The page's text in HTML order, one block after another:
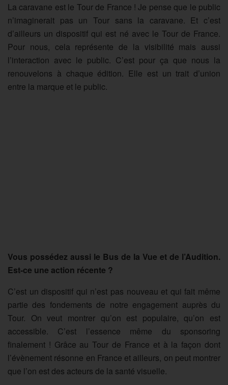
La caravane est le Tour de France ! Je pense que le public
n’imaginerait pas un Tour sans la caravane. Et c’est
d’ailleurs un dispositif qui est né avec le Tour de France.
Pour nous, cela représente de la visibilité mais aussi
l’interaction avec le public. C’est pour ça que nous la
renouvelons à chaque édition. Elle est un trait d’union
entre la marque et le public.
Vous possédez aussi le Bus de la Vue et de l’Audition.
Est-ce une action récente ?
C’est un dispositif qui n’est pas nouveau et qui fait même
partie des fondements de notre engagement auprès du
Tour. On veut montrer qu’on est populaire, qu’on est
accessible. C’est l’essence même du sponsoring
finalement ! Grâce au Tour de France et à la façon dont
l’évènement résonne en France et ailleurs, on peut montrer
que l’on est des acteurs de la santé visuelle.